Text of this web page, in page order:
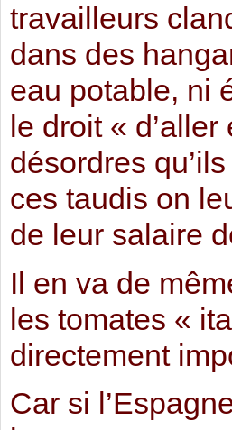
travailleurs
dans des
eau potable, ni
le droit «
désordres
ces taudis on
de leur salaire
Il en va de
les tomates «
directement
Car si